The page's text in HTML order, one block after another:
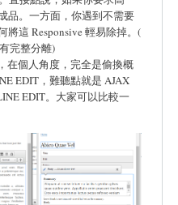
品。一方面，你遇到不需要
將這 Responsive 輕易除掉。(
完整分離)
在個人角度，完全是偷換概
EDIT，難聽點就是 AJAX
EDIT。大家可以比較一